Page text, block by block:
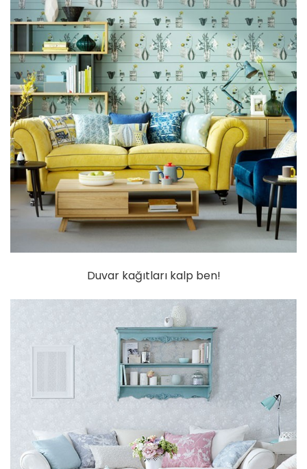
Duvar kağıtları kalp ben!